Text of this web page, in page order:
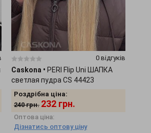
0 відгуків
Caskona • PERI Flip Uni ШАПКА
светлая пудра CS 44423
Роздрібна ціна:
240 грн. 232 грн.
Оптова ціна:
Дізнатись оптову ціну